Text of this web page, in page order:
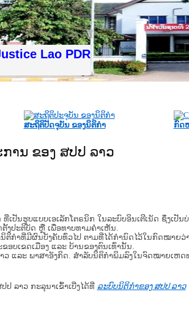
Lao PDR
ສະຖິຕິປັດຈຸບັນ ຂອງນິຕິກໍາ ກົດ
ານ ຂອງ ສປປ ລາວ
ປັນ​ຮູບ​ແບບ​ເອ​ເລັກ​ໂຕ​ຣ​ນິກ ໃນ​ລະ​ບົບ​ອິນ​ເຕີ​ເນັດ ຊຶ່ງ​ເປັນ​
ງ​ປະ​ຕິ​ບັດ ຫຼື ເພື່ອທາບທາມຄໍາເຫັນ.
ກຳ​ທີ່​ມີ​ຜົນ​ບັງ​ຄັບ​ທົ່ວ​ໄປ ຕາມ​ທີ່​ໄດ້​ກຳ​ນົດ​ໄວ້​ໃນ​ກົດ​ໝາຍ​ວ່
ບ​ເຂດ​ເມືອງ ແລະ ບ້ານ​ຂອງ​ຕົນ​ເທົ່າ​ນັ້ນ.
ແລະ ພາສາອັງກິດ. ສໍາລັບນິຕິກຳພິມລົງໃນຈົດໝາຍເຫດ
ລາວ ກະລຸນາເຂົ້າເບີ່ງໄດ້ທີ່ ລະບົບນິຕິກຳຂອງ ສປປ ລາວ